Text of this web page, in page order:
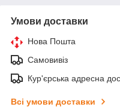
Умови доставки
Нова Пошта
Самовивіз
Кур'єрська адресна
Всі умови доставки